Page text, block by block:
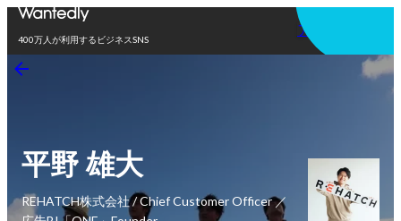
400万人が利用するビジネスSNS
アプリを使う
平野 雄大
REHATCH株式会社 / Chief Customer Officer ／